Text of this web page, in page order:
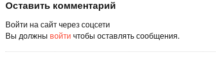
Оставить комментарий
Войти на сайт через соцсети
Вы должны войти чтобы оставлять сообщения.